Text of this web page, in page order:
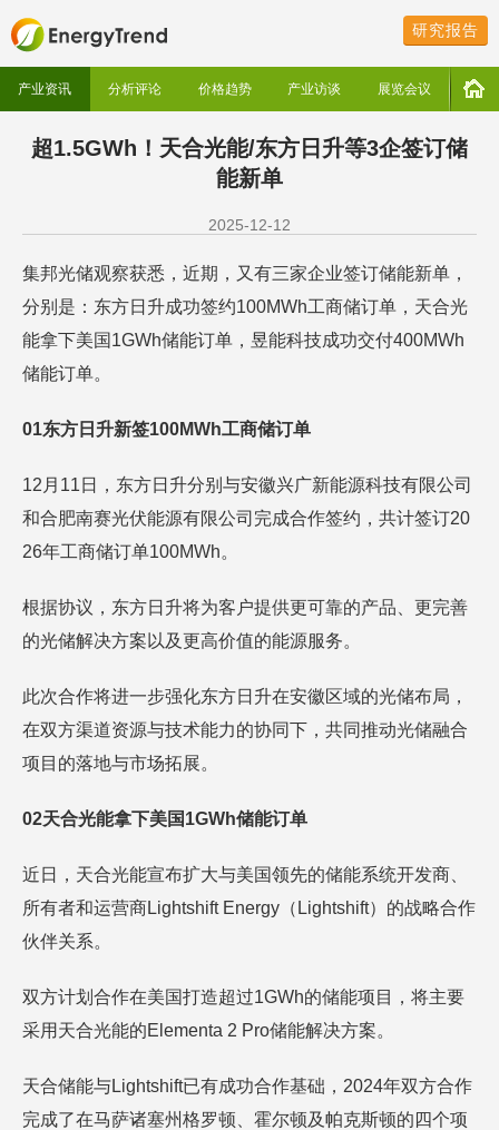
研究报告
产业资讯 分析评论 价格趋势 产业访谈 展览会议
超1.5GWh！天合光能/东方日升等3企签订储
能新单
2025-12-12
集邦光储观察获悉，近期，又有三家企业签订储能新单，
分别是：东方日升成功签约100MWh工商储订单，天合光
能拿下美国1GWh储能订单，昱能科技成功交付400MWh
储能订单。
01东方日升新签100MWh工商储订单
12月11日，东方日升分别与安徽兴广新能源科技有限公司
和合肥南赛光伏能源有限公司完成合作签约，共计签订20
26年工商储订单100MWh。
根据协议，东方日升将为客户提供更可靠的产品、更完善
的光储解决方案以及更高价值的能源服务。
此次合作将进一步强化东方日升在安徽区域的光储布局，
在双方渠道资源与技术能力的协同下，共同推动光储融合
项目的落地与市场拓展。
02天合光能拿下美国1GWh储能订单
近日，天合光能宣布扩大与美国领先的储能系统开发商、
所有者和运营商Lightshift Energy（Lightshift）的战略合作
伙伴关系。
双方计划合作在美国打造超过1GWh的储能项目，将主要
采用天合光能的Elementa 2 Pro储能解决方案。
天合储能与Lightshift已有成功合作基础，2024年双方合作
完成了在马萨诸塞州格罗顿、霍尔顿及帕克斯顿的四个项